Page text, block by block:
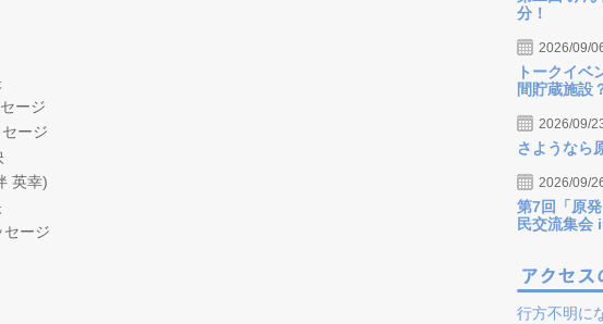
ージ
ージ
英幸)
ージ
分！
2026/09/
トークイベ
間貯蔵施設
2026/09/
さようなら
2026/09/
第7回「原
民交流集会
行方不明に